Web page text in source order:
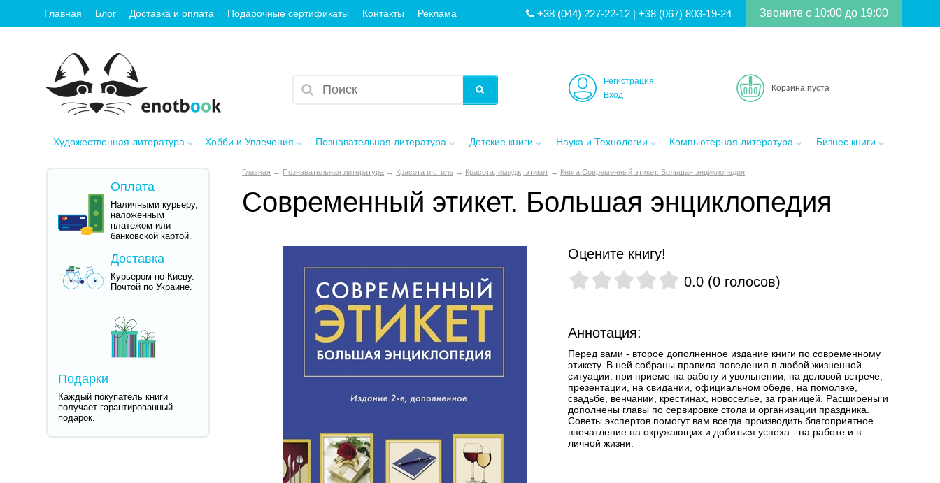
Главная Блог Доставка и оплата Подарочные сертификаты Контакты Реклама Звоните с 10:00 до 19:00
+38 (044) 227-22-12 |+38 (067) 803-19-24
Корзина пуста
Регистрация
Вход
Художественная литература Хобби и Увлечения Познавательная литература Детские книги Наука и Технологии Компьютерная литература Бизнес книги
Оплата
Наличными курьеру,
наложенным
платежом или
банковской картой.
Доставка
Курьером по Киеву.
Почтой по Украине.
Подарки
Каждый покупатель книги
получает гарантированный
подарок.
Главная → Познавательная литература → Красота и стиль → Красота, имидж, этикет → Книга Современный этикет. Большая энциклопедия
Современный этикет. Большая энциклопедия
Оцените книгу!
0.0 (0 голосов)
Аннотация:
Перед вами - второе дополненное издание книги по современному
этикету. В ней собраны правила поведения в любой жизненной
ситуации: при приеме на работу и увольнении, на деловой встрече,
презентации, на свидании, официальном обеде, на помолвке,
свадьбе, венчании, крестинах, новоселье, за границей. Расширены и
дополнены главы по сервировке стола и организации праздника.
Советы экспертов помогут вам всегда производить благоприятное
впечатление на окружающих и добиться успеха - на работе и в
личной жизни.